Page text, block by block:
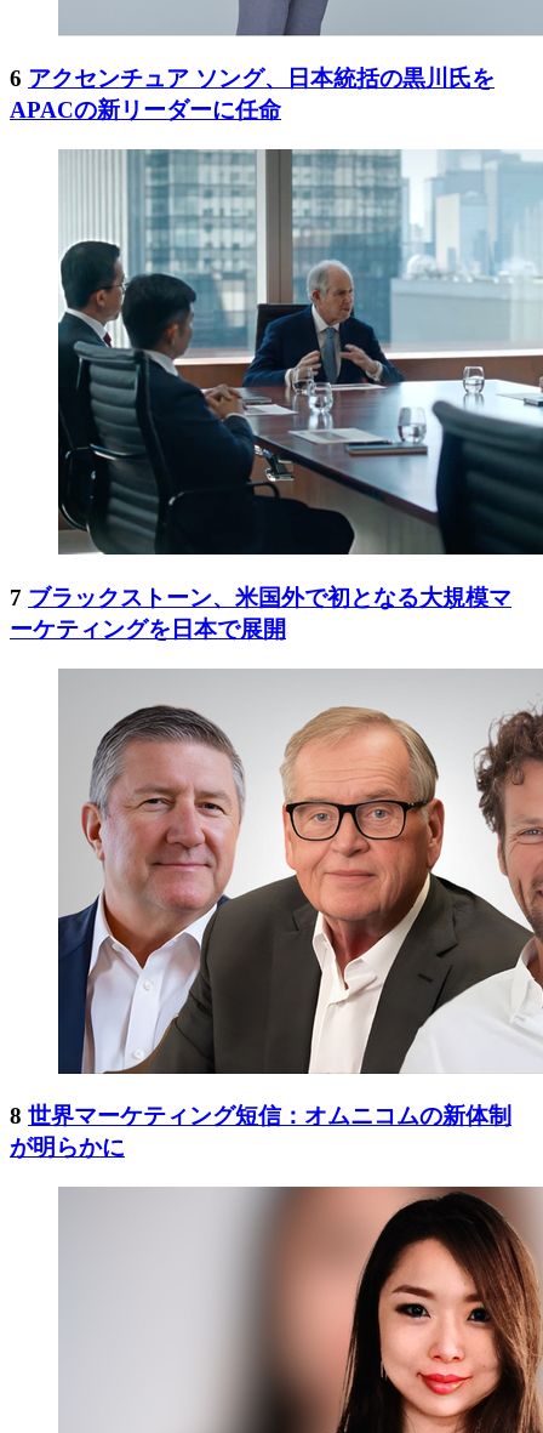
6 アクセンチュア ソング、日本統括の黒川氏を
APACの新リーダーに任命
7 ブラックストーン、米国外で初となる大規模マ
ーケティングを日本で展開
8 世界マーケティング短信：オムニコムの新体制
が明らかに